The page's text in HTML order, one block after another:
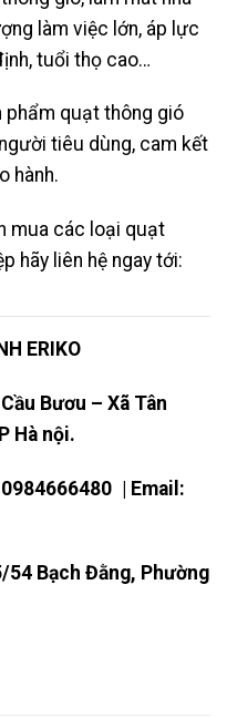
làm việc lớn, áp lực
tuổi thọ cao…
phẩm quạt thông gió
tiêu dùng, cam kết
hành.
mua các loại quạt
hãy liên hệ ngay tới:
ERIKO
Bươu – Xã Tân
Hà nội.
0984666480 | Email:
54 Bạch Đằng, Phường